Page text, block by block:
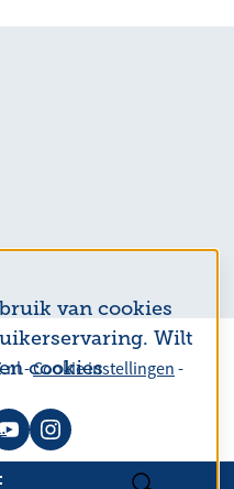
van cookies
Wilt
cookies
-Cookie instellingen -